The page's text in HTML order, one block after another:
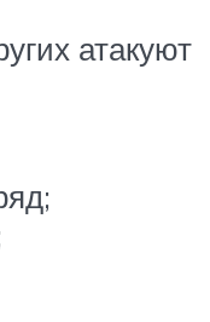
атакуют